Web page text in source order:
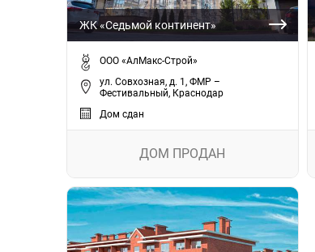
ЖК «Седьмой континент»
ООО «АлМакс-Строй»
ул. Совхозная, д. 1, ФМР –
Фестивальный, Краснодар
Дом сдан
ДОМ ПРОДАН